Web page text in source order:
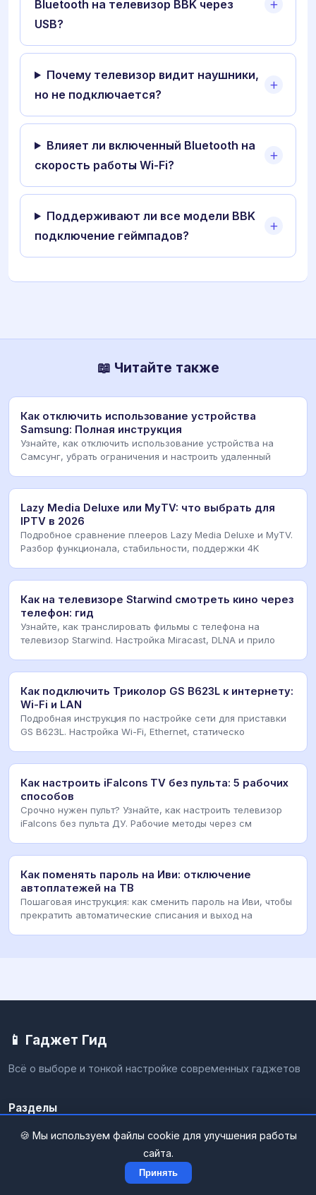
Bluetooth на телевизор BBK через
USB?
Почему телевизор видит наушники,
но не подключается?
Влияет ли включенный Bluetooth на
скорость работы Wi-Fi?
Поддерживают ли все модели BBK
подключение геймпадов?
📖 Читайте также
Как отключить использование устройства
Samsung: Полная инструкция
Узнайте, как отключить использование устройства на
Самсунг, убрать ограничения и настроить удаленный
Lazy Media Deluxe или MyTV: что выбрать для
IPTV в 2026
Подробное сравнение плееров Lazy Media Deluxe и MyTV.
Разбор функционала, стабильности, поддержки 4K
Как на телевизоре Starwind смотреть кино через
телефон: гид
Узнайте, как транслировать фильмы с телефона на
телевизор Starwind. Настройка Miracast, DLNA и прило
Как подключить Триколор GS B623L к интернету:
Wi-Fi и LAN
Подробная инструкция по настройке сети для приставки
GS B623L. Настройка Wi-Fi, Ethernet, статическо
Как настроить iFalcons TV без пульта: 5 рабочих
способов
Срочно нужен пульт? Узнайте, как настроить телевизор
iFalcons без пульта ДУ. Рабочие методы через см
Как поменять пароль на Иви: отключение
автоплатежей на ТВ
Пошаговая инструкция: как сменить пароль на Иви, чтобы
прекратить автоматические списания и выход на
📱 Гаджет Гид
Всё о выборе и тонкой настройке современных гаджетов
Разделы
📺 Настройка ТВ и приставок
📱 Смартфоны и планшеты
🍪 Мы используем файлы cookie для улучшения работы
сайта.
Принять